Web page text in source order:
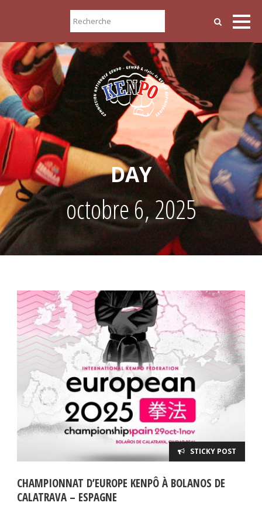
DAY
octobre 6, 2025
STICKY POST
CHAMPIONNAT D’EUROPE KENPÔ À BOLANOS DE
CALATRAVA – ESPAGNE